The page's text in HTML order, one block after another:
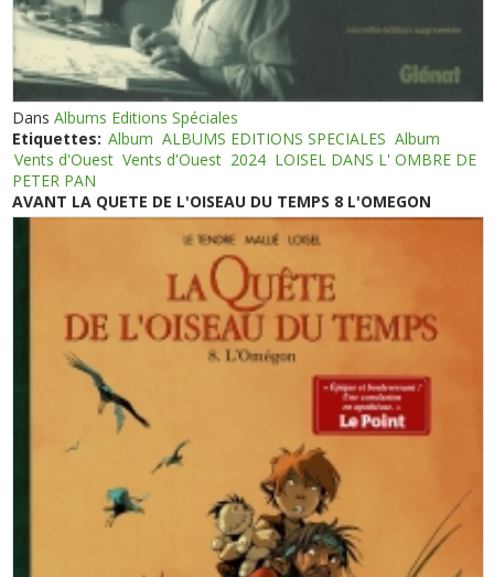
DansAlbums Editions Spéciales
Etiquettes: Album ALBUMS EDITIONS SPECIALES Album
Vents d'Ouest Vents d'Ouest 2024 LOISEL DANS L' OMBRE DE
PETER PAN
AVANT LA QUETE DE L'OISEAU DU TEMPS 8 L'OMEGON